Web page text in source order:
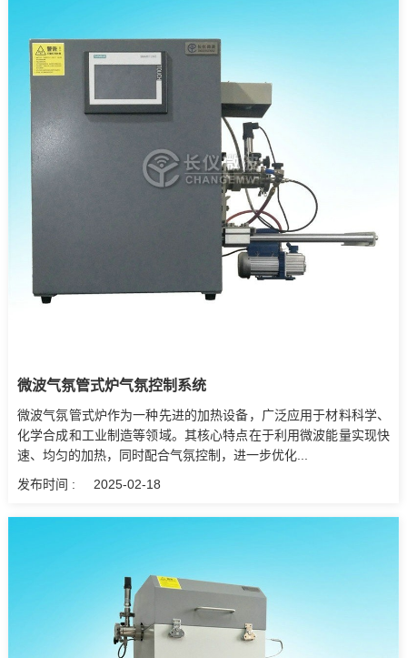
微波气氛管式炉气氛控制系统
微波气氛管式炉作为一种先进的加热设备，广泛应用于材料科学、
化学合成和工业制造等领域。其核心特点在于利用微波能量实现快
速、均匀的加热，同时配合气氛控制，进一步优化...
发布时间 :
2025-02-18